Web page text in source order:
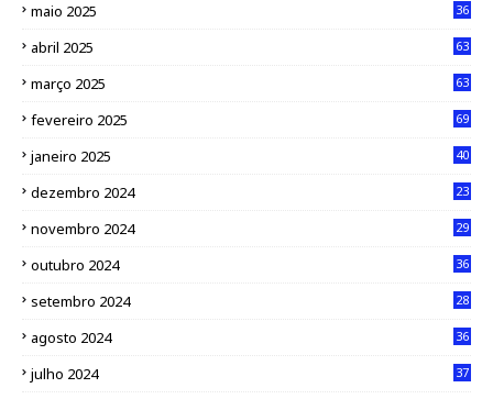
maio 2025 36
abril 2025 63
março 2025 63
fevereiro 2025 69
janeiro 2025 40
dezembro 2024 23
novembro 2024 29
outubro 2024 36
setembro 2024 28
agosto 2024 36
julho 2024 37